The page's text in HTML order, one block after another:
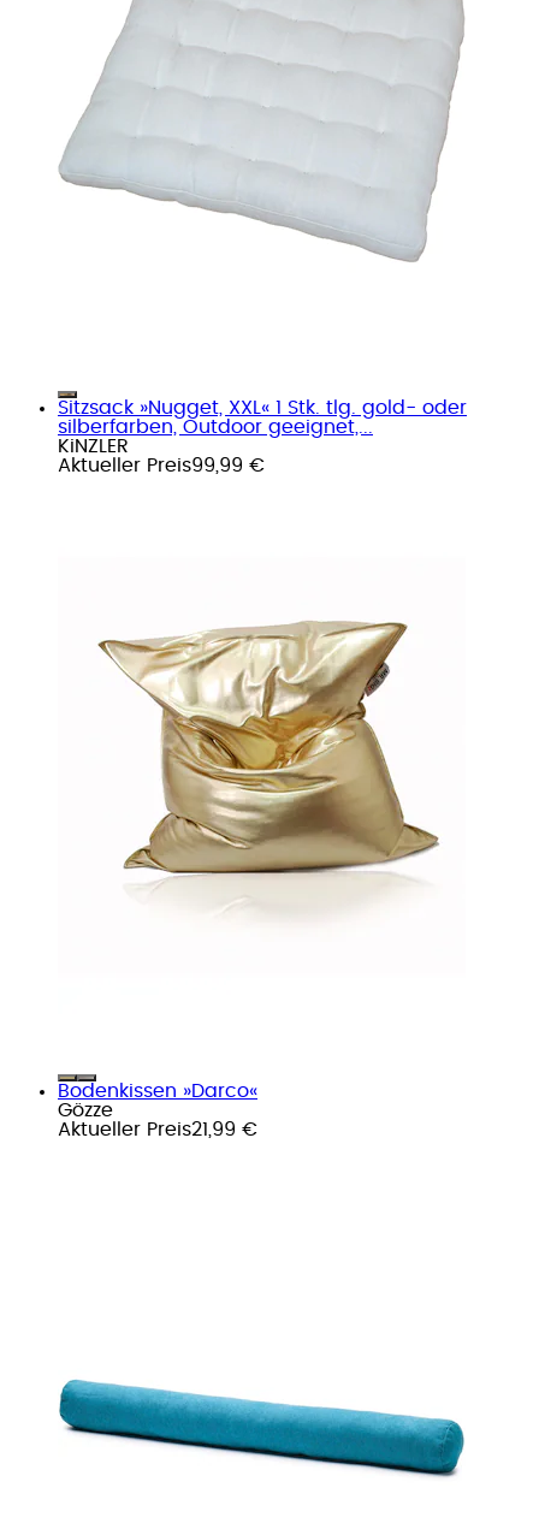
Sitzsack »Nugget, XXL« 1 Stk. tlg. gold- oder
silberfarben, Outdoor geeignet,...
KiNZLER
Aktueller Preis99,99 €
Bodenkissen »Darco«
Gözze
Aktueller Preis21,99 €